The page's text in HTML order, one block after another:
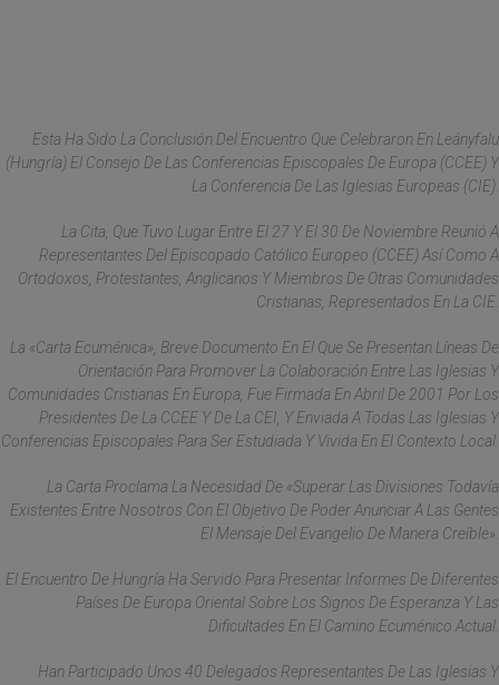
Esta Ha Sido La Conclusión Del Encuentro Que Celebraron En Leányfalu
(Hungría) El Consejo De Las Conferencias Episcopales De Europa (CCEE) Y
La Conferencia De Las Iglesias Europeas (CIE).
La Cita, Que Tuvo Lugar Entre El 27 Y El 30 De Noviembre Reunió A
Representantes Del Episcopado Católico Europeo (CCEE) Así Como A
Ortodoxos, Protestantes, Anglicanos Y Miembros De Otras Comunidades
Cristianas, Representados En La CIE.
La «Carta Ecuménica», Breve Documento En El Que Se Presentan Líneas De
Orientación Para Promover La Colaboración Entre Las Iglesias Y
Comunidades Cristianas En Europa, Fue Firmada En Abril De 2001 Por Los
Presidentes De La CCEE Y De La CEI, Y Enviada A Todas Las Iglesias Y
Conferencias Episcopales Para Ser Estudiada Y Vivida En El Contexto Local.
La Carta Proclama La Necesidad De «superar Las Divisiones Todavía
Existentes Entre Nosotros Con El Objetivo De Poder Anunciar A Las Gentes
El Mensaje Del Evangelio De Manera Creíble».
El Encuentro De Hungría Ha Servido Para Presentar Informes De Diferentes
Países De Europa Oriental Sobre Los Signos De Esperanza Y Las
Dificultades En El Camino Ecuménico Actual.
Han Participado Unos 40 Delegados Representantes De Las Iglesias Y